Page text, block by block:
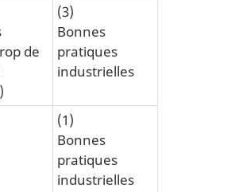
de
(3)
Bonnes
pratiques
industrielles
(1)
Bonnes
pratiques
industrielles